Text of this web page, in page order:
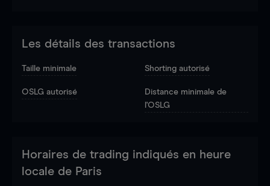
Les détails des transactions
Taille minimale Shorting autorisé
OSLG autorisé
Distance minimale de
l'OSLG
Horaires de trading indiqués en heure
locale de Paris